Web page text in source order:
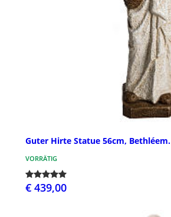
Guter Hirte Statue 56cm, Bethléem.
VORRÄTIG
€ 439,00